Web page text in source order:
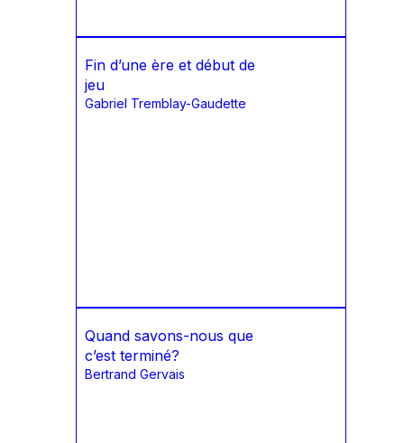
Fin d’une ère et début de
jeu
Gabriel Tremblay-Gaudette
Quand savons-nous que
c’est terminé?
Bertrand Gervais